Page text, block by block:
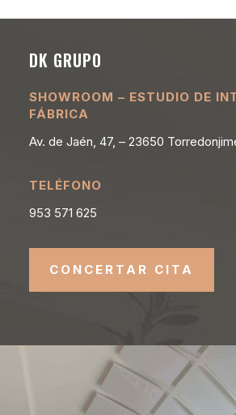
DK GRUPO
SHOWROOM – ESTUDIO DE
FÁBRICA
Av. de Jaén, 47, – 23650
TELÉFONO
953 571 625
CONCERTAR CITA